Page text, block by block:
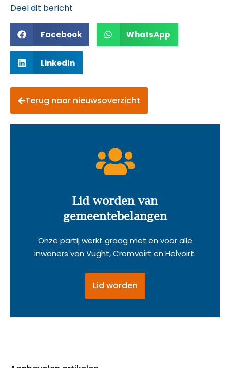
Deel dit bericht
Facebook WhatsApp
LinkedIn
Terug naar nieuwsoverzicht
Lid worden van
gemeentebelangen
Onze partij werkt graag met en voor alle
inwoners van Vught, Cromvoirt en Helvoirt.
Lid worden